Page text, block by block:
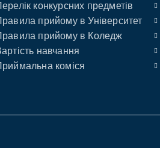
конкурсних предметів
прийому в Університет
прийому в Коледж
навчання
коміся